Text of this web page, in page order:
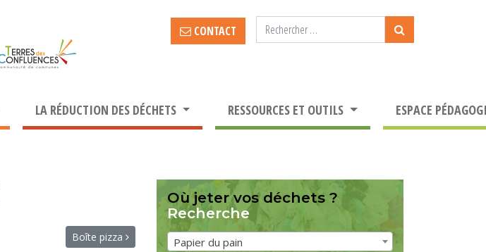
CONTACT
LA RÉDUCTION DES DÉCHETS RESSOURCES ET OUTILS ESPACE
Boîte pizza
Où jeter vos déchets ?
Recherche
Papier du pain